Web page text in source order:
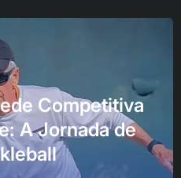
Competitiva
A Jornada de